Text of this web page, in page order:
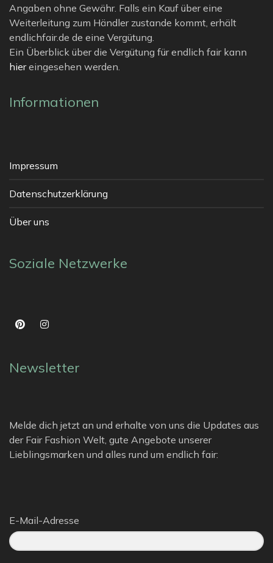
Angaben ohne Gewähr. Falls ein Kauf über eine
Weiterleitung zum Händler zustande kommt, erhält
endlichfair.de de eine Vergütung.
Ein Überblick über die Vergütung für endlich fair kann
hiereingesehen werden.
Informationen
Impressum
Datenschutzerklärung
Über uns
Soziale Netzwerke
Newsletter
Melde dich jetzt an und erhalte von uns die Updates aus
der Fair Fashion Welt, gute Angebote unserer
Lieblingsmarken und alles rund um endlich fair:
E-Mail-Adresse